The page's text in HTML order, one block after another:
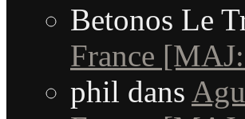
Betonos Le
France
phil dans